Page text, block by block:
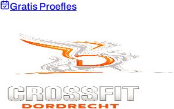
Gratis Proefles